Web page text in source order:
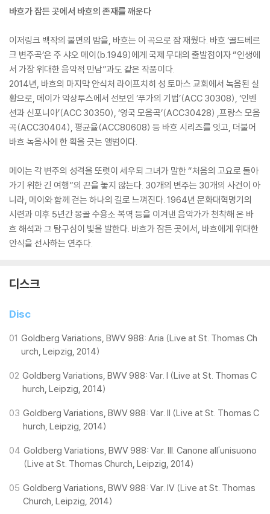
바흐가 잠든 곳에서 바흐의 존재를 깨운다
이저링크 백작의 불면의 밤을, 바흐는 이 곡으로 잠 재웠다. 바흐 ‘골드베르
크 변주곡’은 주 샤오 메이(b.1949)에게 국제 무대의 출발점이자 “인생에
서 가장 위대한 음악적 만남”과도 같은 작품이다.
2014년, 바흐의 마지막 안식처 라이프치히 성 토마스 교회에서 녹음된 실
황으로, 메이가 악상투스에서 선보인 ‘푸가의 기법’(ACC 30308), ‘인벤
션과 신포니아’(ACC 30350), ‘영국 모음곡’(ACC30428) ,프랑스 모음
곡(ACC30404), 평균율(ACC80608) 등 바흐 시리즈를 잇고, 더불어
바흐 녹음사에 한 획을 긋는 앨범이다.
메이는 각 변주의 성격을 또렷이 세우되 그녀가 말한 “처음의 고요로 돌아
가기 위한 긴 여행”의 끈을 놓지 않는다. 30개의 변주는 30개의 사건이 아
니라, 메이와 함께 걷는 하나의 길로 느껴진다. 1964년 문화대혁명기의
시련과 이후 5년간 몽골 수용소 복역 등을 이겨낸 음악가가 천착해 온 바
흐 해석과 그 탐구심이 빛을 발한다. 바흐가 잠든 곳에서, 바흐에게 위대한
안식을 선사하는 연주다.
디스크
Disc
01 Goldberg Variations, BWV 988: Aria (Live at St. Thomas Ch
urch, Leipzig, 2014)
02 Goldberg Variations, BWV 988: Var. I (Live at St. Thomas C
hurch, Leipzig, 2014)
03 Goldberg Variations, BWV 988: Var. II (Live at St. Thomas C
hurch, Leipzig, 2014)
04 Goldberg Variations, BWV 988: Var. III. Canone all'unisuono
(Live at St. Thomas Church, Leipzig, 2014)
05 Goldberg Variations, BWV 988: Var. IV (Live at St. Thomas
Church, Leipzig, 2014)